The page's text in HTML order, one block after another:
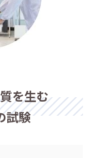
を生む
試験